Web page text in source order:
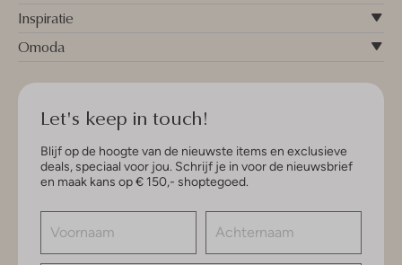
Inspiratie
Omoda
Let's keep in touch!
Blijf op de hoogte van de nieuwste items en exclusieve
deals, speciaal voor jou. Schrijf je in voor de nieuwsbrief
en maak kans op € 150,- shoptegoed.